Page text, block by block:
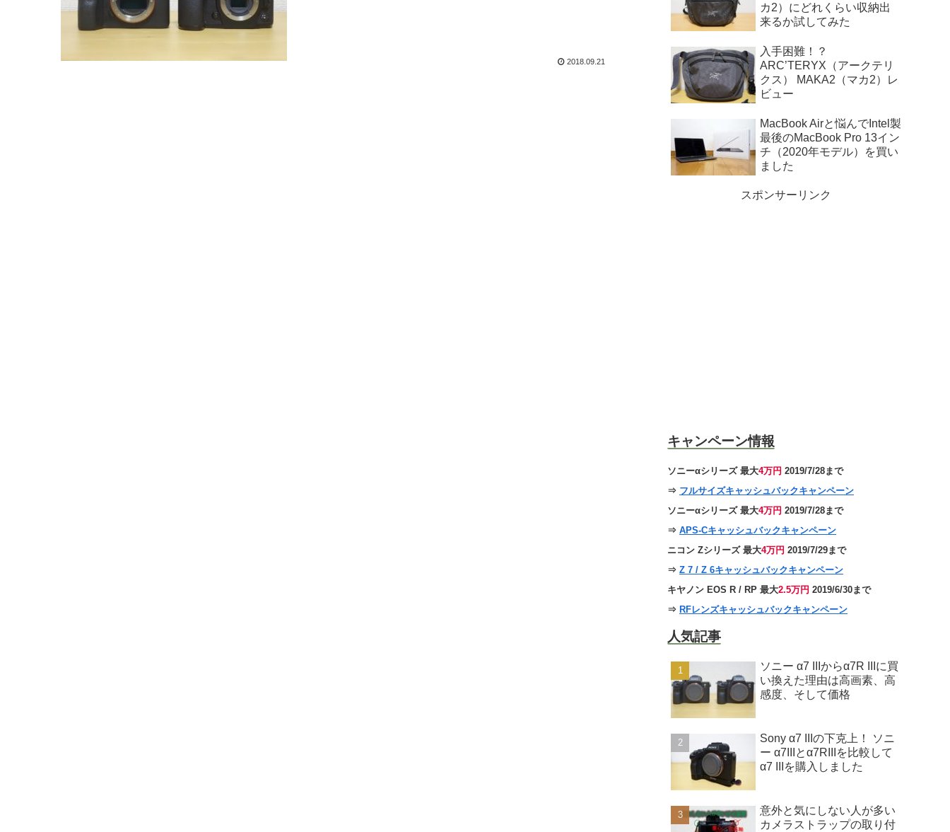
2018.09.21
カ2）にどれくらい収納出
来るか試してみた
入手困難！？
ARC’TERYX（アークテリ
クス） MAKA2（マカ2）レ
ビュー
MacBook Airと悩んでIntel製
最後のMacBook Pro 13イン
チ（2020年モデル）を買い
ました
スポンサーリンク
キャンペーン情報
ソニーαシリーズ 最大4万円 2019/7/28まで
⇒ フルサイズキャッシュバックキャンペーン
ソニーαシリーズ 最大4万円 2019/7/28まで
⇒ APS-Cキャッシュバックキャンペーン
ニコン Zシリーズ 最大4万円 2019/7/29まで
⇒ Z 7 / Z 6キャッシュバックキャンペーン
キヤノン EOS R / RP 最大2.5万円 2019/6/30まで
⇒ RFレンズキャッシュバックキャンペーン
人気記事
ソニー α7 IIIからα7R IIIに買
い換えた理由は高画素、高
感度、そして価格
Sony α7 IIIの下克上！ ソニ
ー α7IIIとα7RIIIを比較して
α7 IIIを購入しました
意外と気にしない人が多い
カメラストラップの取り付